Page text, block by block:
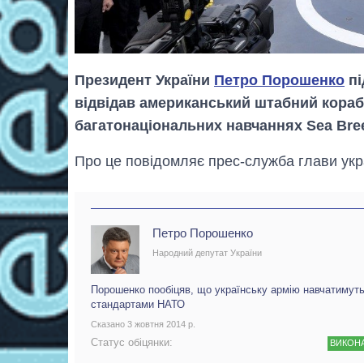
Президент України Петро Порошенко
відвідав американський штабний
багатонаціональних навчаннях Sea
Про це повідомляє прес-служба глави
Петро Порошенко
Народний депутат України
Порошенко пообіцяв, що українську армію
стандартами НАТО
Сказано 3 жовтня 2014 р.
Статус обіцянки: